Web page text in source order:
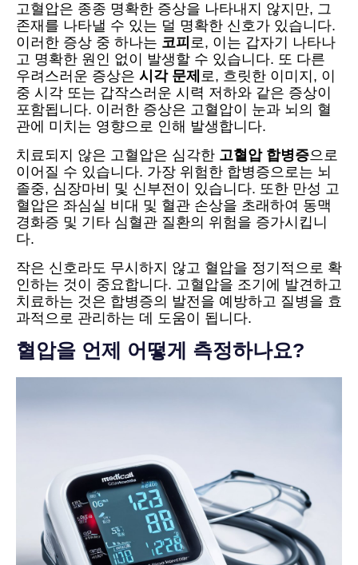
고혈압은 종종 명확한 증상을 나타내지 않지만, 그
존재를 나타낼 수 있는 덜 명확한 신호가 있습니다.
이러한 증상 중 하나는 코피 로, 이는 갑자기 나타나
고 명확한 원인 없이 발생할 수 있습니다. 또 다른
우려스러운 증상은 시각 문제 로, 흐릿한 이미지, 이
중 시각 또는 갑작스러운 시력 저하와 같은 증상이
포함됩니다. 이러한 증상은 고혈압이 눈과 뇌의 혈
관에 미치는 영향으로 인해 발생합니다.
치료되지 않은 고혈압은 심각한 고혈압 합병증으로
이어질 수 있습니다. 가장 위험한 합병증으로는 뇌
졸중, 심장마비 및 신부전이 있습니다. 또한 만성 고
혈압은 좌심실 비대 및 혈관 손상을 초래하여 동맥
경화증 및 기타 심혈관 질환의 위험을 증가시킵니
다.
작은 신호라도 무시하지 않고 혈압을 정기적으로 확
인하는 것이 중요합니다. 고혈압을 조기에 발견하고
치료하는 것은 합병증의 발전을 예방하고 질병을 효
과적으로 관리하는 데 도움이 됩니다.
혈압을 언제 어떻게 측정하나요?